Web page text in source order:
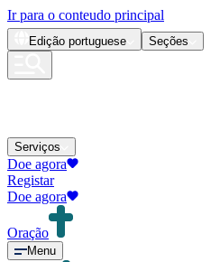
Ir para o conteudo principal
Edição portuguese Seções
Serviços
Doe agora
Registar
Doe agora
Oração
Menu